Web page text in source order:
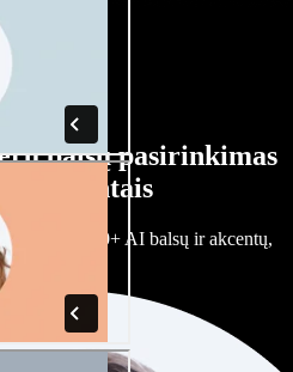
balsų pasirinkimas
akcentais
iš 100+ AI balsų ir akcentų,